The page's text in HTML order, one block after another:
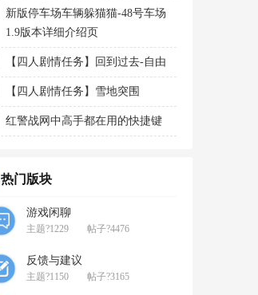
新版停车场车辆躲猫猫-48号车场
1.9版本详细介绍页
【四人剧情任务】回到过去-自由
【四人剧情任务】雪地突围
红警战网中高手都在用的快捷键
热门版块
游戏闲聊
主题?1229 帖子?4476
反馈与建议
主题?1150 帖子?3165